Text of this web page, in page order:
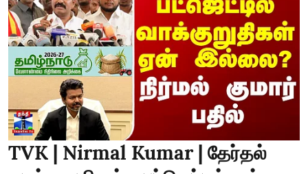
TVK | Nirmal Kumar | தேர்தல்